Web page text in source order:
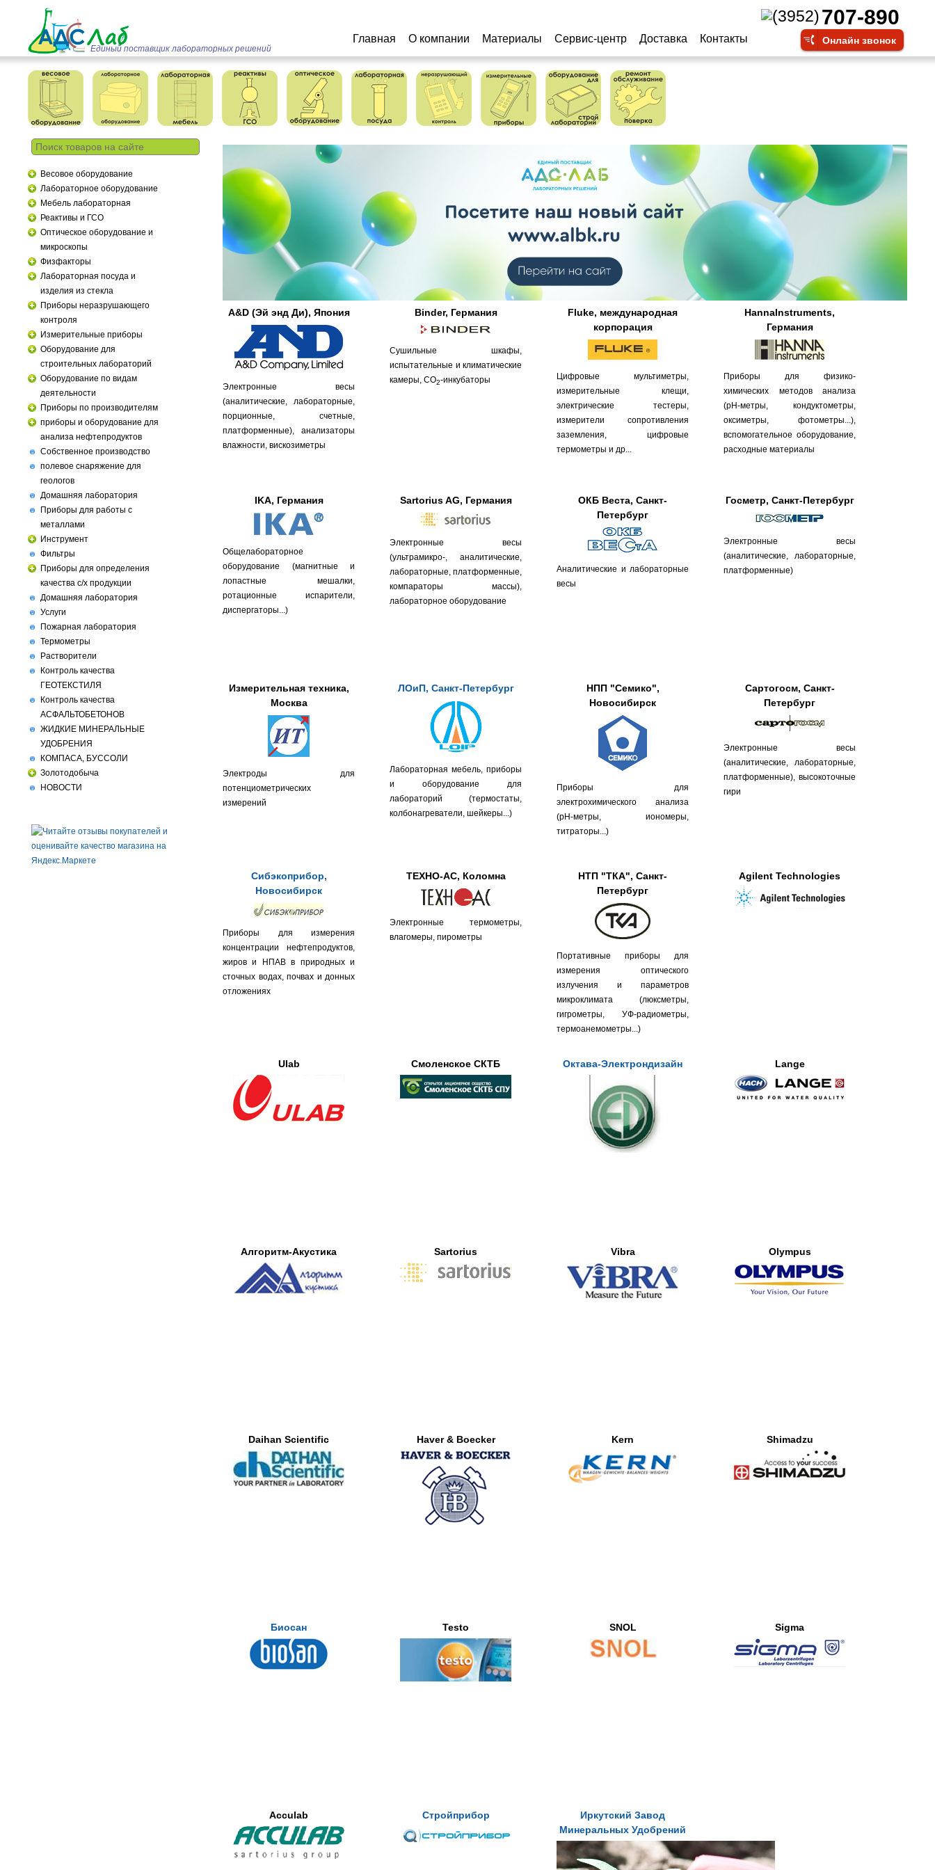
(3952)707-890
Онлайн звонок
Единый поставщик лабораторных решений
Главная О компании Материалы Сервис-центр Доставка Контакты
Весовое оборудование
Лабораторное оборудование
Мебель лабораторная
Реактивы и ГСО
Оптическое оборудование и
микроскопы
Физфакторы
Лабораторная посуда и
изделия из стекла
Приборы неразрушающего
контроля
Измерительные приборы
Оборудование для
строительных лабораторий
Оборудование по видам
деятельности
Приборы по производителям
приборы и оборудование для
анализа нефтепродуктов
Собственное производство
полевое снаряжение для
геологов
Домашняя лаборатория
Приборы для работы с
металлами
Инструмент
Фильтры
Приборы для определения
качества с/х продукции
Домашняя лаборатория
Услуги
Пожарная лаборатория
Термометры
Растворители
Контроль качества
ГЕОТЕКСТИЛЯ
Контроль качества
АСФАЛЬТОБЕТОНОВ
ЖИДКИЕ МИНЕРАЛЬНЫЕ
УДОБРЕНИЯ
КОМПАСА, БУССОЛИ
Золотодобыча
НОВОСТИ
A&D (Эй энд Ди), Япония
Электронные весы
(аналитические, лабораторные,
порционные, счетные,
платформенные), анализаторы
влажности, вискозиметры
Binder, Германия
Сушильные шкафы,
испытательные и климатические
камеры, CO2-инкубаторы
Fluke, международная
корпорация
Цифровые мультиметры,
измерительные клещи,
электрические тестеры,
измерители сопротивления
заземления, цифровые
термометры и др...
HannaInstruments,
Германия
Приборы для физико-
химических методов анализа
(pH-метры, кондуктометры,
оксиметры, фотометры...),
вспомогательное оборудование,
расходные материалы
IKA, Германия
Общелабораторное
оборудование (магнитные и
лопастные мешалки,
ротационные испарители,
диспергаторы...)
Sartorius AG, Германия
Электронные весы
(ультрамикро-, аналитические,
лабораторные, платформенные,
компараторы массы),
лабораторное оборудование
ОКБ Веста, Санкт-
Петербург
Аналитические и лабораторные
весы
Госметр, Санкт-Петербург
Электронные весы
(аналитические, лабораторные,
платформенные)
Измерительная техника,
Москва
Электроды для
потенциометрических
измерений
ЛОиП, Санкт-Петербург
Лабораторная мебель, приборы
и оборудование для
лабораторий (термостаты,
колбонагреватели, шейкеры...)
НПП "Семико",
Новосибирск
Приборы для
электрохимического анализа
(pH-метры, иономеры,
титраторы...)
Сартогосм, Санкт-
Петербург
Электронные весы
(аналитические, лабораторные,
платформенные), высокоточные
гири
Сибэкоприбор,
Новосибирск
Приборы для измерения
концентрации нефтепродуктов,
жиров и НПАВ в природных и
сточных водах, почвах и донных
отложениях
ТЕХНО-АС, Коломна
Электронные термометры,
влагомеры, пирометры
НТП "ТКА", Санкт-
Петербург
Портативные приборы для
измерения оптического
излучения и параметров
микроклимата (люксметры,
гигрометры, УФ-радиометры,
термоанемометры...)
Agilent Technologies
Ulab Смоленское СКТБ Октава-Электрондизайн Lange
Алгоритм-Акустика Sartorius Vibra Olympus
Daihan Scientific Haver & Boecker Kern Shimadzu
Биосан Testo SNOL Sigma
Acculab Стройприбор
Иркутский Завод
Минеральных Удобрений